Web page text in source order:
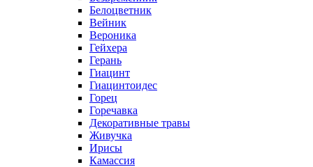
Белоцветник
Вейник
Вероника
Гейхера
Герань
Гиацинт
Гиацинтоидес
Горец
Горечавка
Декоративные травы
Живучка
Ирисы
Камассия